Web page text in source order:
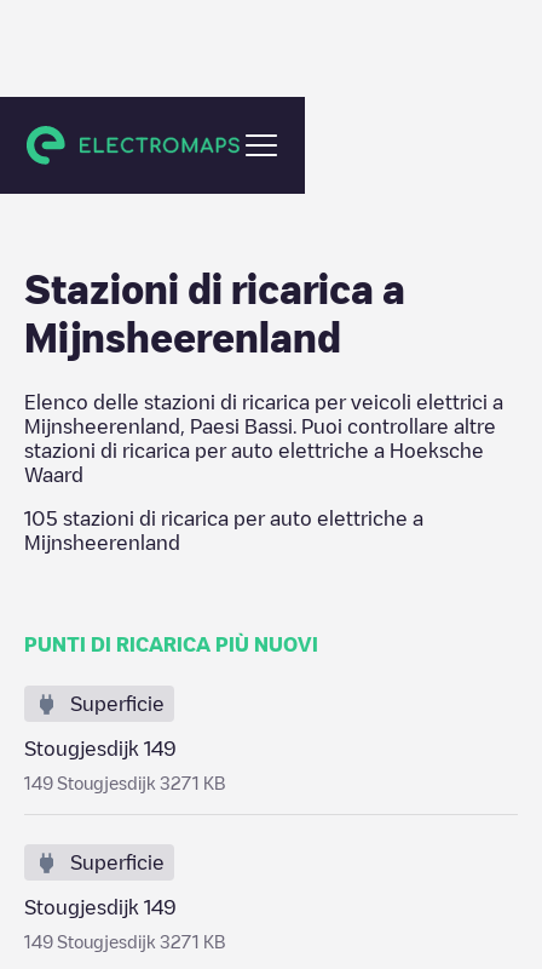
Hoeksche Waard
Stazioni di ricarica a
Mijnsheerenland
Elenco delle stazioni di ricarica per veicoli elettrici a
Mijnsheerenland
Paesi Bassi . Puoi controllare altre
stazioni di ricarica per auto elettriche a Hoeksche
Waard
105 stazioni di ricarica per auto elettriche a
Mijnsheerenland
PUNTI DI RICARICA PIÙ NUOVI
Superficie
Stougjesdijk 149
149 Stougjesdijk 3271 KB
Superficie
Stougjesdijk 149
149 Stougjesdijk 3271 KB